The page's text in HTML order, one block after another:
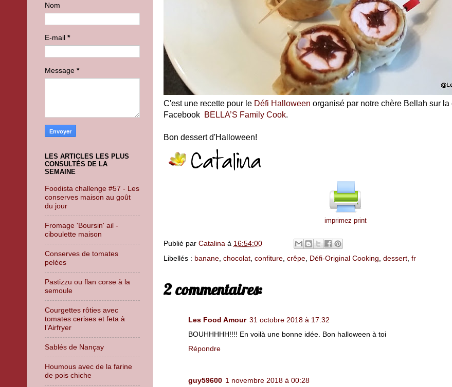
C'est une recette pour le Défi Halloween organisé par notre chère Bellah sur la
Facebook BELLA’S Family Cook.
Bon dessert d'Halloween!
imprimez print
Publié par Catalina à 16:54:00
Libellés : banane chocolat confiture crêpe Défi-Original Cooking dessert fr
2 commentaires:
Les Food Amour 31 octobre 2018 à 17:32
BOUHHHHH!!!! En voilà une bonne idée. Bon halloween à toi
Répondre
guy59600 1 novembre 2018 à 00:28
Nom
E-mail *
Message *
LES ARTICLES LES PLUS
CONSULTÉS DE LA
SEMAINE
Foodista challenge #57 - Les
conserves maison au goût
du jour
Fromage 'Boursin' ail -
ciboulette maison
Conserves de tomates
pelées
Pastizzu ou flan corse à la
semoule
Courgettes rôties avec
tomates cerises et feta à
l’Airfryer
Sablés de Nançay
Houmous avec de la farine
de pois chiche